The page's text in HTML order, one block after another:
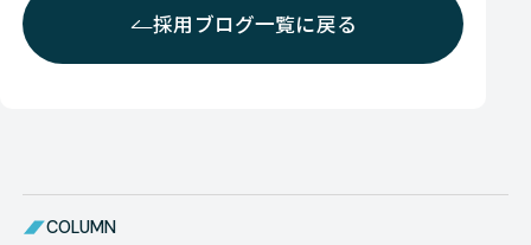
採用ブログ一覧に戻る
COLUMN